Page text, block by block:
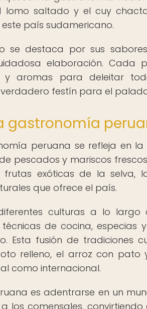
lomo saltado y el cuy
país sudamericano.
se destaca por sus
elaboración.
y aromas para deleitar
festín para el
gastronomía
peruana se refleja en
pescados y mariscos
exóticas de la selva,
que ofrece el país.
culturas a lo
de cocina, especias
Esta fusión de tradiciones
relleno, el arroz con pato
como internacional.
es adentrarse en un
los comensales,